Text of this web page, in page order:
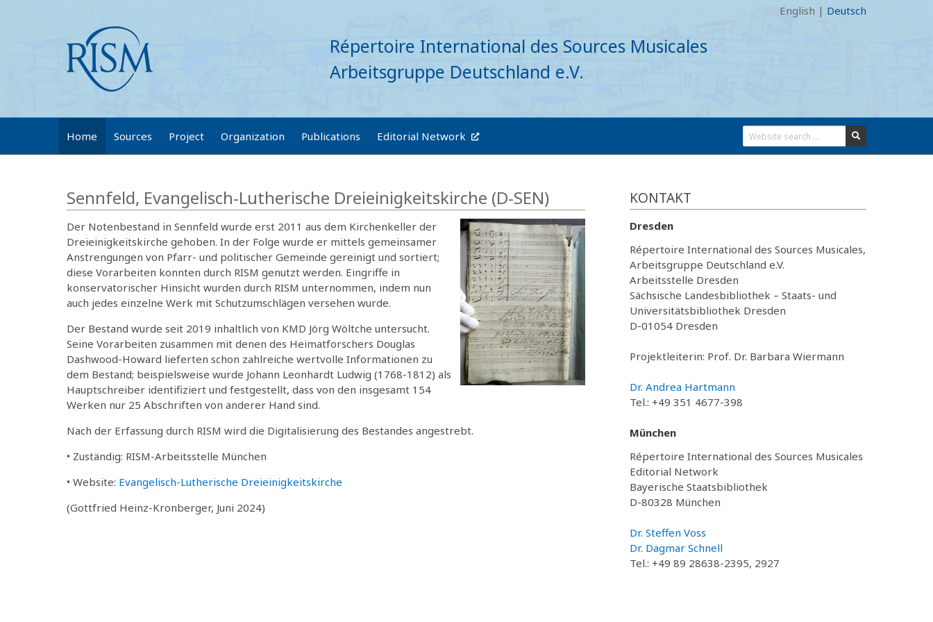
English | Deutsch
Répertoire International des Sources Musicales
Arbeitsgruppe Deutschland e.V.
Home Sources Project Organization Publications Editorial Network
Sennfeld, Evangelisch-Lutherische Dreieinigkeitskirche (D-SEN)
Der Notenbestand in Sennfeld wurde erst 2011 aus dem Kirchenkeller der
Dreieinigkeitskirche gehoben. In der Folge wurde er mittels gemeinsamer
Anstrengungen von Pfarr- und politischer Gemeinde gereinigt und sortiert;
diese Vorarbeiten konnten durch RISM genutzt werden. Eingriffe in
konservatorischer Hinsicht wurden durch RISM unternommen, indem nun
auch jedes einzelne Werk mit Schutzumschlägen versehen wurde.
Der Bestand wurde seit 2019 inhaltlich von KMD Jörg Wöltche untersucht.
Seine Vorarbeiten zusammen mit denen des Heimatforschers Douglas
Dashwood-Howard lieferten schon zahlreiche wertvolle Informationen zu
dem Bestand; beispielsweise wurde Johann Leonhardt Ludwig (1768-1812) als
Hauptschreiber identifiziert und festgestellt, dass von den insgesamt 154
Werken nur 25 Abschriften von anderer Hand sind.
Nach der Erfassung durch RISM wird die Digitalisierung des Bestandes angestrebt.
• Zuständig: RISM-Arbeitsstelle München
• Website: Evangelisch-Lutherische Dreieinigkeitskirche
(Gottfried Heinz-Kronberger, Juni 2024)
KONTAKT
Dresden
Répertoire International des Sources Musicales,
Arbeitsgruppe Deutschland e.V.
Arbeitsstelle Dresden
Sächsische Landesbibliothek – Staats- und
Universitätsbibliothek Dresden
D-01054 Dresden
Projektleiterin: Prof. Dr. Barbara Wiermann
Dr. Andrea Hartmann
Tel.: +49 351 4677-398
München
Répertoire International des Sources Musicales
Editorial Network
Bayerische Staatsbibliothek
D-80328 München
Dr. Steffen Voss
Dr. Dagmar Schnell
Tel.: +49 89 28638-2395, 2927